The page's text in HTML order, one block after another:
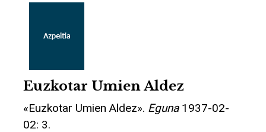
Euzkotar Umien Aldez
«Euzkotar Umien Aldez». Eguna1937-02-
02: 3.